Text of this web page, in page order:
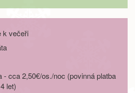
dny 5 600 Kč objednej
dní 7 400 Kč
dní 13 000 Kč
k večeři
- cca 2,50€/os./noc (povinná platba
let)